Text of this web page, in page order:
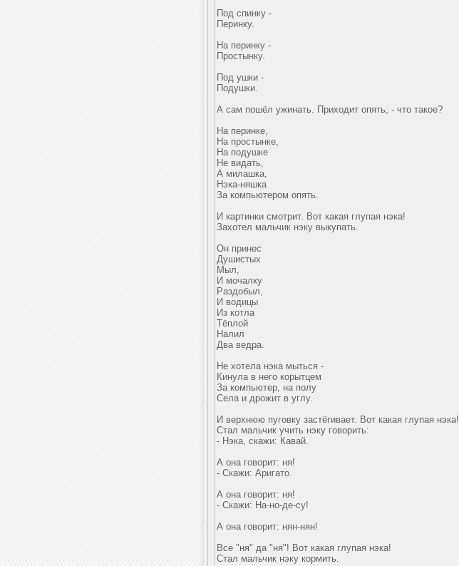
Под спинку -
Перинку.
На перинку -
Простынку.
Под ушки -
Подушки.
А сам пошёл ужинать. Приходит опять, - что такое?
На перинке,
На простынке,
На подушке
Не видать,
А милашка,
Нэка-няшка
За компьютером опять.
И картинки смотрит. Вот какая глупая нэка!
Захотел мальчик нэку выкупать.
Он принес
Душистых
Мыл,
И мочалку
Раздобыл,
И водицы
Из котла
Тёплой
Налил
Два ведра.
Не хотела нэка мыться -
Кинула в него корытцем
За компьютер, на полу
Села и дрожит в углу.
И верхнюю пуговку застёгивает. Вот какая глупая нэка!
Стал мальчик учить нэку говорить:
- Нэка, скажи: Кавай.
А она говорит: ня!
- Скажи: Аригато.
А она говорит: ня!
- Скажи: На-но-де-су!
А она говорит: нян-нян!
Все "ня" да "ня"! Вот какая глупая нэка!
Стал мальчик нэку кормить.